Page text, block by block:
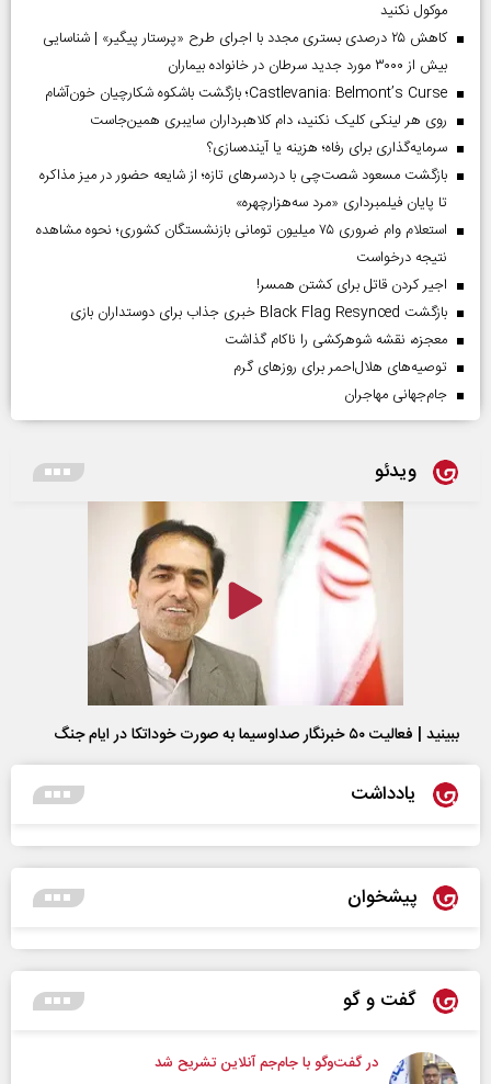
موکول نکنید
کاهش ۲۵ درصدی بستری مجدد با اجرای طرح «پرستار پیگیر» | شناسایی
بیش از ۳۰۰۰ مورد جدید سرطان در خانواده بیماران
Castlevania: Belmont’s Curse؛ بازگشت باشکوه شکارچیان خون‌آشام
روی هر لینکی کلیک نکنید، دام کلاهبرداران سایبری همین‌جاست
سرمایه‌گذاری برای رفاه؛ هزینه یا آینده‌سازی؟
بازگشت مسعود شصت‌چی با دردسر‌های تازه؛ از شایعه حضور در میز مذاکره
تا پایان فیلمبرداری «مرد سه‌هزارچهره»
استعلام وام ضروری ۷۵ میلیون تومانی بازنشستگان کشوری؛ نحوه مشاهده
نتیجه درخواست
اجیر کردن قاتل برای کشتن همسر!
بازگشت Black Flag Resynced خبری جذاب برای دوستداران بازی
معجزه، نقشه شوهرکشی را ناکام گذاشت
توصیه‌های هلال‌احمر برای روز‌های گرم
جام‌جهانی مهاجران
ویدئو
ببینید | فعالیت ۵۰ خبرنگار صداوسیما به صورت خوداتکا در ایام جنگ
یادداشت
پیشخوان
گفت و گو
در گفت‌و‌گو با جام‌جم آنلاین تشریح شد